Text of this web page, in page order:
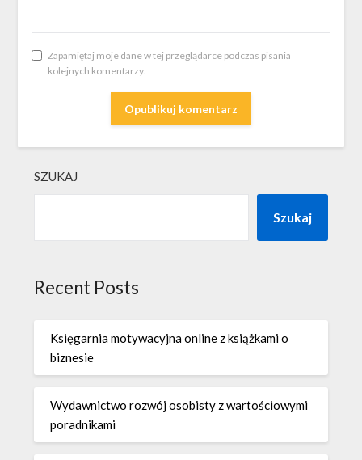
Zapamiętaj moje dane w tej przeglądarce podczas pisania
kolejnych komentarzy.
SZUKAJ
Szukaj
Recent Posts
Księgarnia motywacyjna online z książkami o
biznesie
Wydawnictwo rozwój osobisty z wartościowymi
poradnikami